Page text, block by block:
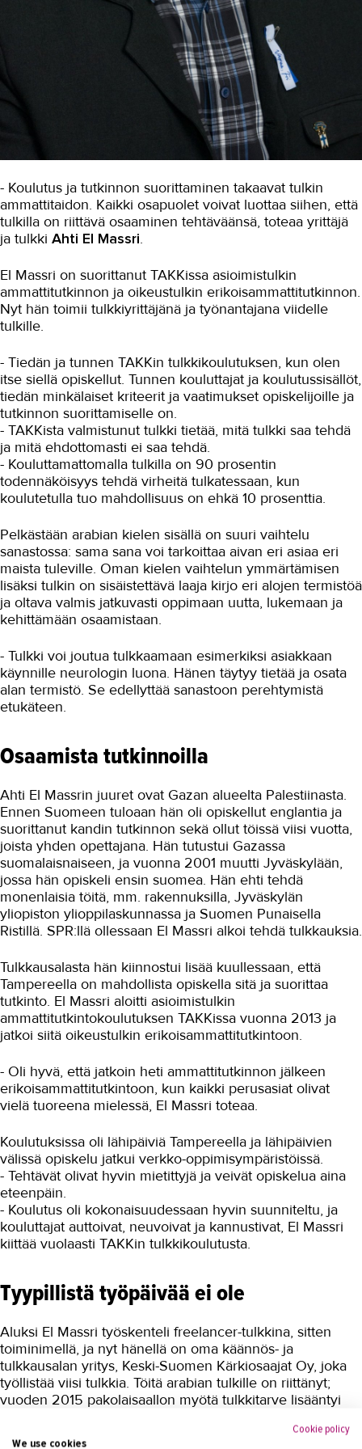
Kasvatus- ja ohjausala
Kauneudenhoito
Kiinteistönvälitys ja isännöinti
Kone- ja tuotantotekniikka
Kotoutuminen
Kuljetus ja logistiikka
Kumitekniikka
Liiketalous ja kaupan ala
Maarakennus
Media-ala ja viestintätekniikka
Palvelumuotoilu ja tuotekehitys
Puhtaus, kotityö ja välinehuolto
Rakentaminen
Sisustaminen ja pintakäsittely
Sähköala
Talotekniikka ja kylmäala
Urheiluhieronta
Valimotekniikka
Ympäristöala
Koulutusopas
Studies in English
OPISKELIJAKSI
YRITYKSILLE
TAKK
OMA TAKK
YHTEYSTIEDOT
IN ENGLISH
- Koulutus ja tutkinnon suorittaminen takaavat tulkin
ammattitaidon. Kaikki osapuolet voivat luottaa siihen, että
tulkilla on riittävä osaaminen tehtäväänsä, toteaa yrittäjä
ja tulkki Ahti El Massri.
El Massri on suorittanut TAKKissa asioimistulkin
ammattitutkinnon ja oikeustulkin erikoisammattitutkinnon.
Nyt hän toimii tulkkiyrittäjänä ja työnantajana viidelle
tulkille.
- Tiedän ja tunnen TAKKin tulkkikoulutuksen, kun olen
itse siellä opiskellut. Tunnen kouluttajat ja koulutussisällöt,
tiedän minkälaiset kriteerit ja vaatimukset opiskelijoille ja
tutkinnon suorittamiselle on.
- TAKKista valmistunut tulkki tietää, mitä tulkki saa tehdä
ja mitä ehdottomasti ei saa tehdä.
- Kouluttamattomalla tulkilla on 90 prosentin
todennäköisyys tehdä virheitä tulkatessaan, kun
koulutetulla tuo mahdollisuus on ehkä 10 prosenttia.
Pelkästään arabian kielen sisällä on suuri vaihtelu
sanastossa: sama sana voi tarkoittaa aivan eri asiaa eri
maista tuleville. Oman kielen vaihtelun ymmärtämisen
lisäksi tulkin on sisäistettävä laaja kirjo eri alojen termistöä
ja oltava valmis jatkuvasti oppimaan uutta, lukemaan ja
kehittämään osaamistaan.
- Tulkki voi joutua tulkkaamaan esimerkiksi asiakkaan
käynnille neurologin luona. Hänen täytyy tietää ja osata
alan termistö. Se edellyttää sanastoon perehtymistä
etukäteen.
Osaamista tutkinnoilla
Ahti El Massrin juuret ovat Gazan alueelta Palestiinasta.
Ennen Suomeen tuloaan hän oli opiskellut englantia ja
suorittanut kandin tutkinnon sekä ollut töissä viisi vuotta,
joista yhden opettajana. Hän tutustui Gazassa
suomalaisnaiseen, ja vuonna 2001 muutti Jyväskylään,
jossa hän opiskeli ensin suomea. Hän ehti tehdä
monenlaisia töitä, mm. rakennuksilla, Jyväskylän
yliopiston ylioppilaskunnassa ja Suomen Punaisella
Ristillä. SPR:llä ollessaan El Massri alkoi tehdä tulkkauksia.
Tulkkausalasta hän kiinnostui lisää kuullessaan, että
Tampereella on mahdollista opiskella sitä ja suorittaa
tutkinto. El Massri aloitti asioimistulkin
ammattitutkintokoulutuksen TAKKissa vuonna 2013 ja
jatkoi siitä oikeustulkin erikoisammattitutkintoon.
- Oli hyvä, että jatkoin heti ammattitutkinnon jälkeen
erikoisammattitutkintoon, kun kaikki perusasiat olivat
vielä tuoreena mielessä, El Massri toteaa.
Koulutuksissa oli lähipäiviä Tampereella ja lähipäivien
välissä opiskelu jatkui verkko-oppimisympäristöissä.
- Tehtävät olivat hyvin mietittyjä ja veivät opiskelua aina
eteenpäin.
- Koulutus oli kokonaisuudessaan hyvin suunniteltu, ja
kouluttajat auttoivat, neuvoivat ja kannustivat, El Massri
kiittää vuolaasti TAKKin tulkkikoulutusta.
Tyypillistä työpäivää ei ole
Aluksi El Massri työskenteli freelancer-tulkkina, sitten
toiminimellä, ja nyt hänellä on oma käännös- ja
tulkkausalan yritys, Keski-Suomen Kärkiosaajat Oy, joka
työllistää viisi tulkkia. Töitä arabian tulkille on riittänyt;
vuoden 2015 pakolaisaallon myötä tulkkitarve lisääntyi
etäyhteydellä, työmatkoja tulee eri puolille Suomea –
Cookie policy
We use cookies